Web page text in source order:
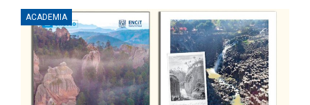
ACADEMIA